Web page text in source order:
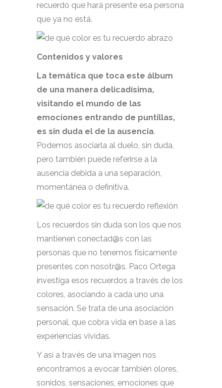
recuerdo que hará presente esa persona
que ya no está.
Contenidos y valores
La temática que toca este álbum
de una manera delicadísima,
visitando el mundo de las
emociones entrando de puntillas,
es sin duda el de la ausencia.
Podemos asociarla al duelo, sin duda,
pero también puede referirse a la
ausencia debida a una separación,
momentánea o definitiva.
Los recuerdos sin duda son los que nos
mantienen conectad@s con las
personas que no tenemos físicamente
presentes con nosotr@s. Paco Ortega
investiga esos recuerdos a través de los
colores, asociando a cada uno una
sensación. Se trata de una asociación
personal, que cobra vida en base a las
experiencias vividas.
Y así a través de una imagen nos
encontramos a evocar también olores,
sonidos, sensaciones, emociones que